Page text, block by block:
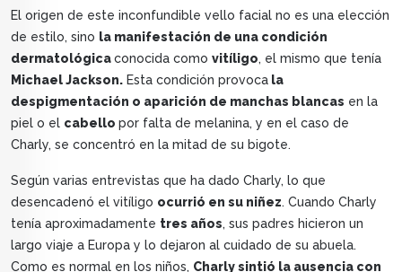
El origen de este inconfundible vello facial no es una elección
de estilo, sino la manifestación de una condición
dermatológicaconocida como vitíligo, el mismo que tenía
Michael Jackson. Esta condición provoca la
despigmentación o aparición de manchas blancas en la
piel o el cabello por falta de melanina, y en el caso de
Charly, se concentró en la mitad de su bigote.
Según varias entrevistas que ha dado Charly, lo que
desencadenó el vitíligo ocurrió en su niñez. Cuando Charly
tenía aproximadamente tres años, sus padres hicieron un
largo viaje a Europa y lo dejaron al cuidado de su abuela.
Como es normal en los niños, Charly sintió la ausencia con